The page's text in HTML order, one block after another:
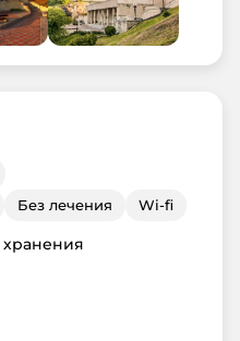
Без лечения Wi-fi
хранения